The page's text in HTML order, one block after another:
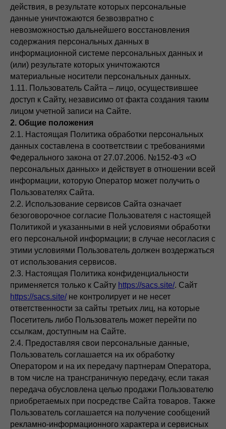
действия, в результате которых персональные
данные уничтожаются безвозвратно с
невозможностью дальнейшего восстановления
содержания персональных данных в
информационной системе персональных данных и
(или) результате которых уничтожаются
материальные носители персональных данных.
1.11. Пользователь Сайта – лицо, осуществившее
доступ к Сайту, независимо от факта создания таким
лицом учетной записи на Сайте.
2. Общие положения
2.1. Настоящая Политика обработки персональных
данных составлена в соответствии с требованиями
Федерального закона от 27.07.2006. №152-ФЗ «О
персональных данных» и действует в отношении всей
информации, которую Оператор может получить о
Пользователях Сайта.
2.2. Использование сервисов Сайта означает
безоговорочное согласие Пользователя с настоящей
Политикой и указанными в ней условиями обработки
его персональной информации; в случае несогласия с
этими условиями Пользователь должен воздержаться
от использования сервисов.
2.3. Настоящая Политика конфиденциальности
применяется только к Сайту https://sacs.site/. Сайт
https://sacs.site/не контролирует и не несет
ответственности за сайты третьих лиц, на которые
Посетитель либо Пользователь может перейти по
ссылкам, доступным на Сайте.
2.4. Предоставляя свои персональные данные,
Пользователь соглашается на их обработку
Оператором и на их передачу партнерам Оператора,
в том числе на трансграничную передачу, если такая
передача обусловлена целью продажи Пользователю
приобретаемых при посредстве Сайта товаров. Также
Пользователь соглашается на получение сообщений
рекламно-информационного характера и сервисных